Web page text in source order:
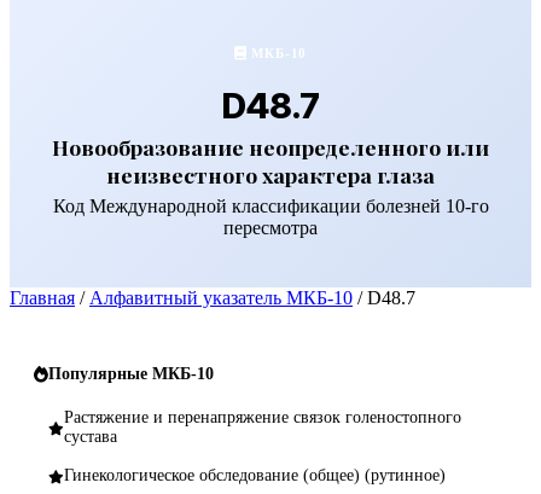
МКБ-10
D48.7
Новообразование неопределенного или
неизвестного характера глаза
Код Международной классификации болезней 10-го
пересмотра
Главная / Алфавитный указатель МКБ-10 / D48.7
Популярные МКБ-10
Растяжение и перенапряжение связок голеностопного
сустава
Гинекологическое обследование (общее) (рутинное)